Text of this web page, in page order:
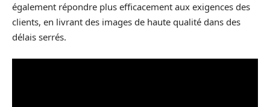
également répondre plus efficacement aux exigences des
clients, en livrant des images de haute qualité dans des
délais serrés.